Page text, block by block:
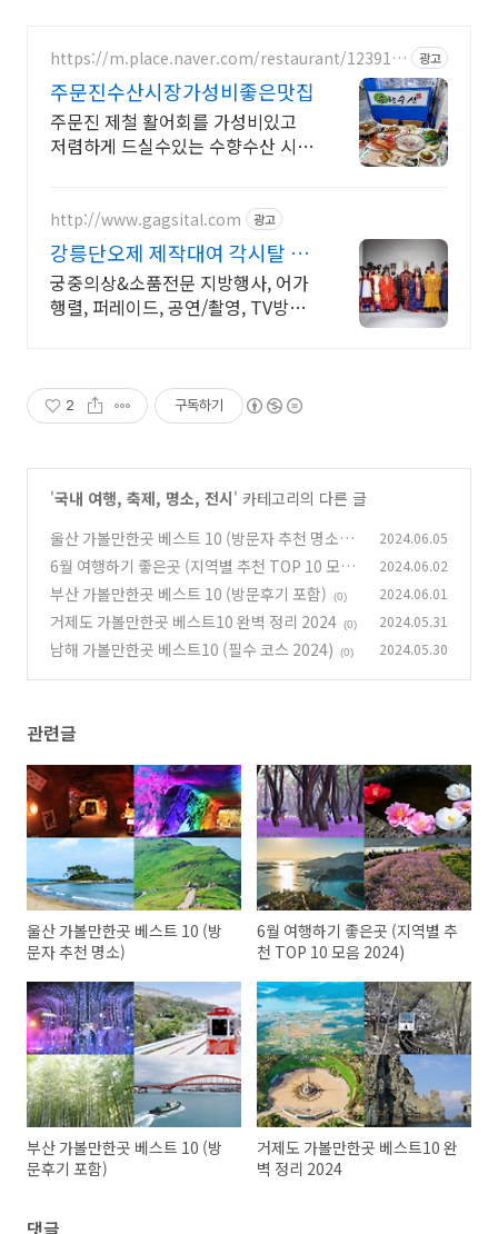
https://m.place.naver.com/restaurant/123917
광고
주문진수산시장가성비좋은맛집
주문진 제철 활어회를 가성비있고
저렴하게 드실수있는 수향수산 시그
http://www.gagsital.com 광고
강릉단오제 제작대여 각시탈 1
일+1일행사 기본2박3일로
궁중의상&소품전문 지방행사, 어가
행렬, 퍼레이드, 공연/촬영, TV방송
2 구독하기
'국내 여행, 축제, 명소, 전시' 카테고리의 다른 글
울산 가볼만한곳 베스트 10 (방문자 추천 명소)
(0)
2024.06.05
6월 여행하기 좋은곳 (지역별 추천 TOP 10 모음
2024) (0)
2024.06.02
부산 가볼만한곳 베스트 10 (방문후기 포함) (0) 2024.06.01
거제도 가볼만한곳 베스트10 완벽 정리 2024 (0) 2024.05.31
남해 가볼만한곳 베스트10 (필수 코스 2024) (0) 2024.05.30
관련글
울산 가볼만한곳 베스트 10 (방
문자 추천 명소)
6월 여행하기 좋은곳 (지역별 추
천 TOP 10 모음 2024)
부산 가볼만한곳 베스트 10 (방
문후기 포함)
거제도 가볼만한곳 베스트10 완
벽 정리 2024